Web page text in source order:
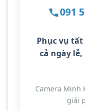
091
Phục vụ
cả ngày lễ,
Camera Minh
giải